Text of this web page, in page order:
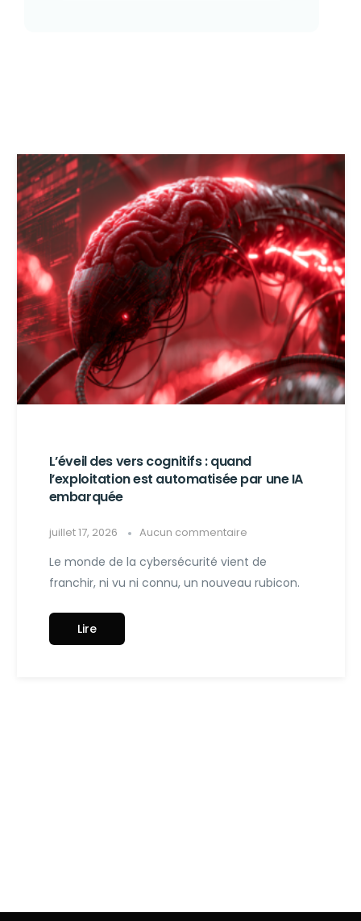
L’éveil des vers cognitifs : quand
l’exploitation est automatisée par une IA
embarquée
juillet 17, 2026 Aucun commentaire
Le monde de la cybersécurité vient de
franchir, ni vu ni connu, un nouveau rubicon.
Lire